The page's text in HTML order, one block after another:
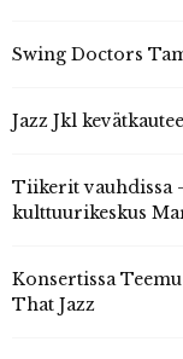
Swing Doctors
Jazz Jkl
Tiikerit vauhdissa
kulttuurikeskus
Konsertissa
That Jazz